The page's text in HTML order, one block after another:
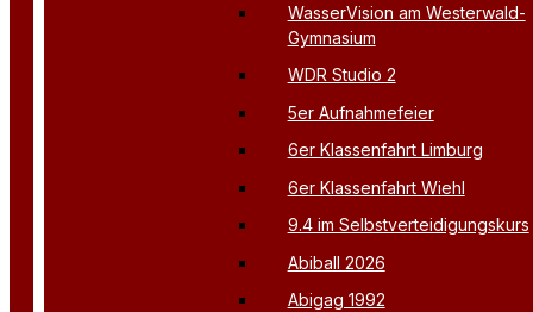
WasserVision am Westerwald-
Gymnasium
WDR Studio 2
5er Aufnahmefeier
6er Klassenfahrt Limburg
6er Klassenfahrt Wiehl
9.4 im Selbstverteidigungskurs
Abiball 2026
Abigag 1992